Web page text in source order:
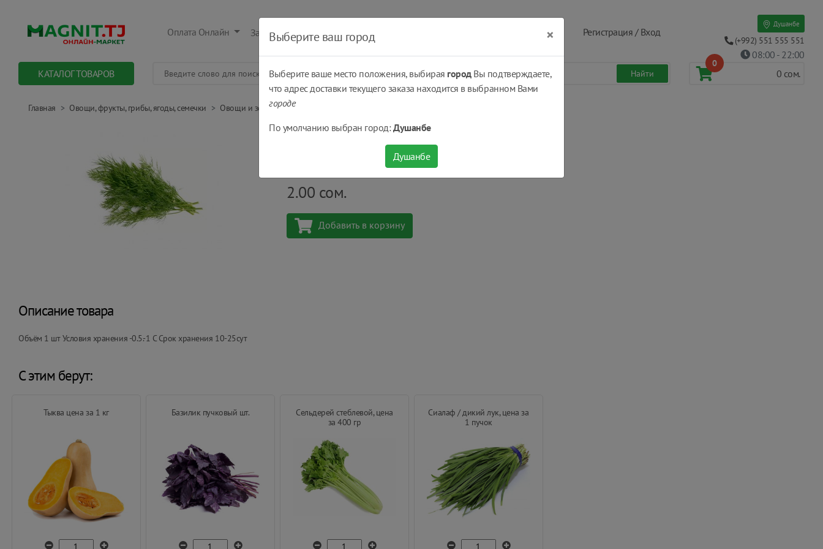
Оплата Онлайн Заказать Оплатить Получить Регистрация / Вход
Душанбе
(+992) 551 555 551
08:00 - 22:00
КАТАЛОГ ТОВАРОВ
0
0 сом.
Главная Овощи, фрукты, грибы, ягоды, семечки Овощи и зелень Укроп цена за пучок.
Укроп цена за пучок.
шт
2.00 сом.
Добавить в корзину
Описание товара
Объём 1 шт Условия хранения -0.5.-1 С Срок хранения 10-25сут
С этим берут:
Тыква цена за 1 кг Базилик пучковый шт.
Сельдерей стеблевой, цена
за 400 гр
Сиалаф / дикий лук, цена за
1 пучок
Выберите ваш город ×
Выберите ваше место положения, выбирая городВы подтверждаете,
что адрес доставки текущего заказа находится в выбранном Вами
городе
По умолчанию выбран город:Душанбе
Душанбе